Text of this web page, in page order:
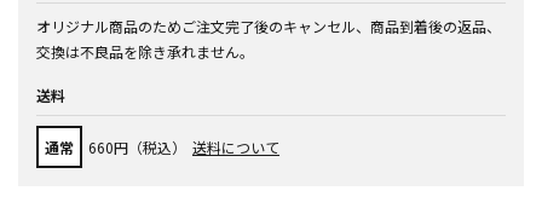
オリジナル商品のためご注文完了後のキャンセル、商品到着後の返品、
交換は不良品を除き承れません。
送料
通常 660円（税込） 送料について